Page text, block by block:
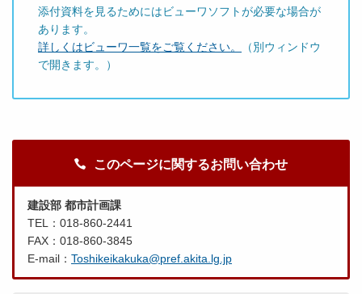
添付資料を見るためにはビューワソフトが必要な場合が
あります。
詳しくはビューワ一覧をご覧ください。
（別ウィンドウ
で開きます。）
このページに関するお問い合わせ
建設部 都市計画課
TEL：018-860-2441
FAX：018-860-3845
E-mail： Toshikeikakuka@pref.akita.lg.jp